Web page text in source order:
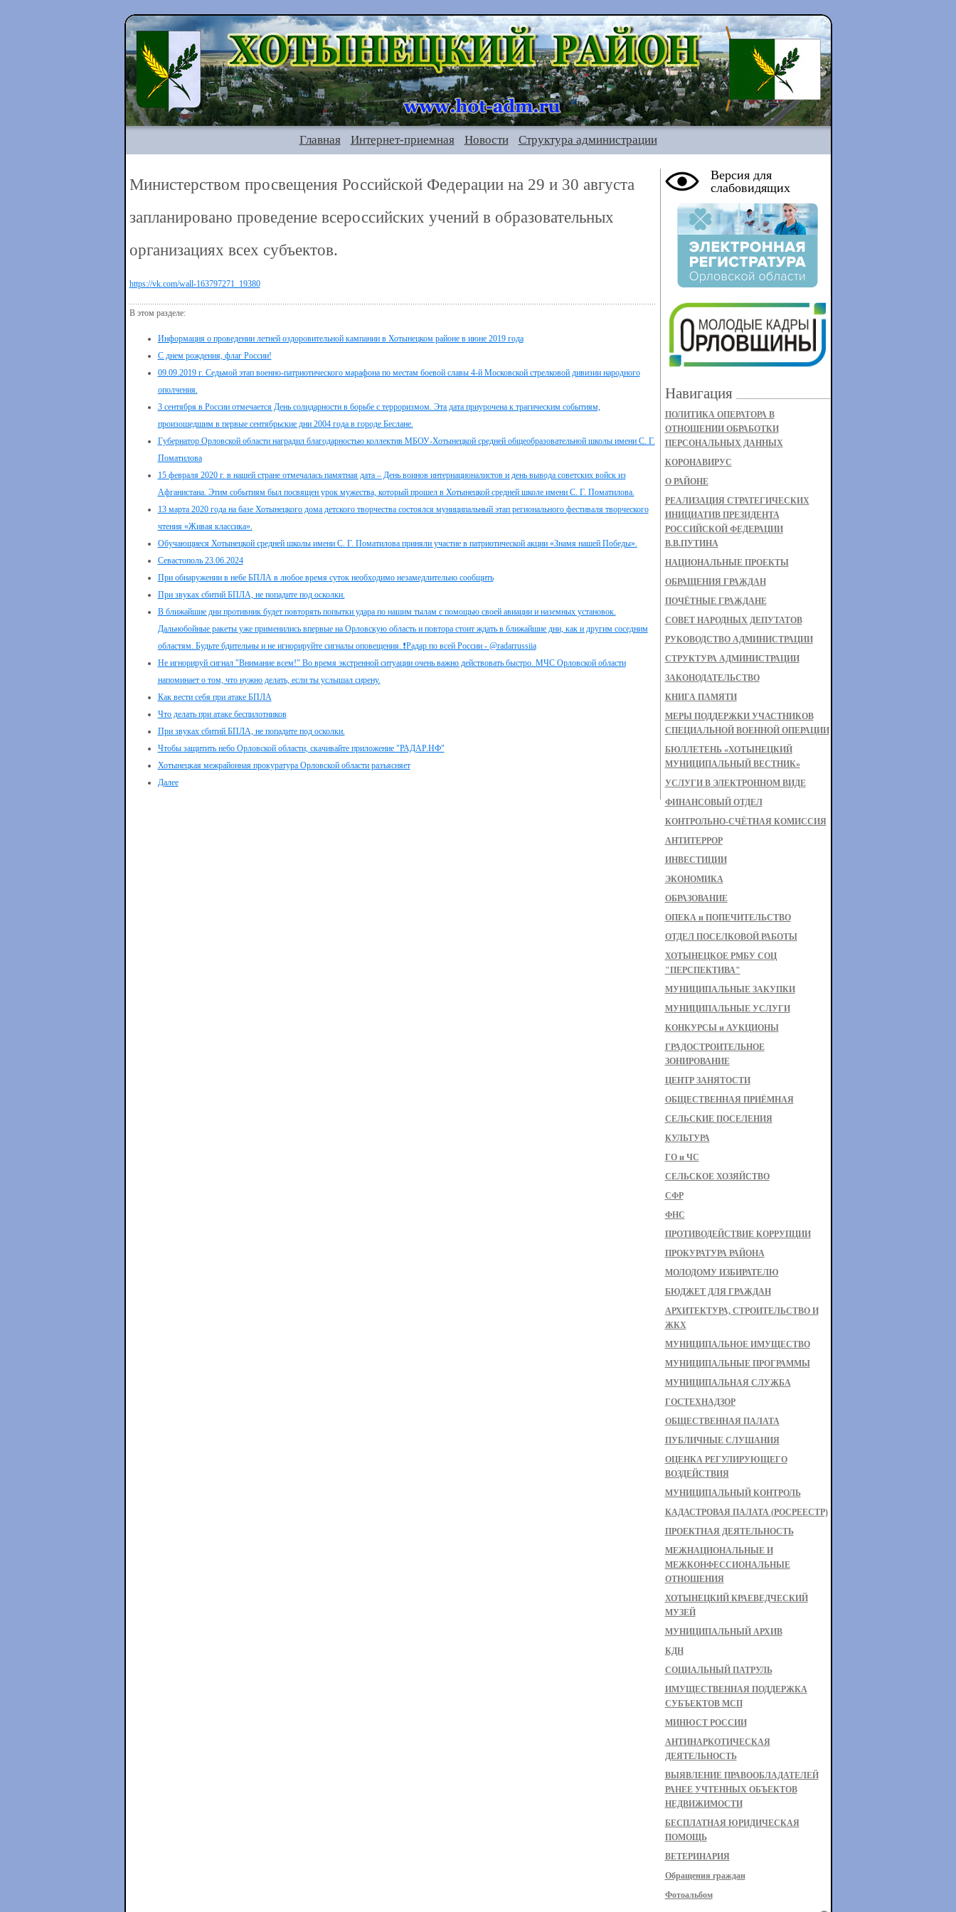
Главная Интернет-приемная Новости Структура администрации
Министерством просвещения Российской Федерации на 29 и 30 августа
запланировано проведение всероссийских учений в образовательных
организациях всех субъектов.
https://vk.com/wall-163797271_19380
В этом разделе:
Информация о проведении летней оздоровительной кампании в Хотынецком районе в июне 2019 года
С днем рождения, флаг России!
09.09.2019 г. Седьмой этап военно-патриотического марафона по местам боевой славы 4-й Московской стрелковой дивизии народного
ополчения.
3 сентября в России отмечается День солидарности в борьбе с терроризмом. Эта дата приурочена к трагическим событиям,
произошедшим в первые сентябрьские дни 2004 года в городе Беслане.
Губернатор Орловской области наградил благодарностью коллектив МБОУ-Хотынецкой средней общеобразовательной школы имени С. Г.
Поматилова
15 февраля 2020 г. в нашей стране отмечалась памятная дата – День воинов интернационалистов и день вывода советских войск из
Афганистана. Этим событиям был посвящен урок мужества, который прошел в Хотынецкой средней школе имени С. Г. Поматилова.
13 марта 2020 года на базе Хотынецкого дома детского творчества состоялся муниципальный этап регионального фестиваля творческого
чтения «Живая классика».
Обучающиеся Хотынецкой средней школы имени С. Г. Поматилова приняли участие в патриотической акции «Знамя нашей Победы».
Севастополь 23.06.2024
При обнаружении в небе БПЛА в любое время суток необходимо незамедлительно сообщить
При звуках сбитий БПЛА, не попадите под осколки.
В ближайшие дни противник будет повторять попытки удара по нашим тылам с помощью своей авиации и наземных установок.
Дальнобойные ракеты уже применились впервые на Орловскую область и повтора стоит ждать в ближайшие дни, как и другим соседним
областям. Будьте бдительны и не игнорируйте сигналы оповещения. ❗️Радар по всей России - @radarrussiia
Не игнорируй сигнал "Внимание всем!" Во время экстренной ситуации очень важно действовать быстро. МЧС Орловской области
напоминает о том, что нужно делать, если ты услышал сирену.
Как вести себя при атаке БПЛА
Что делать при атаке беспилотников
При звуках сбитий БПЛА, не попадите под осколки.
Чтобы защитить небо Орловской области, скачивайте приложение "РАДАР.НФ"
Хотынецкая межрайонная прокуратура Орловской области разъясняет
Далее
Версия для
слабовидящих
Навигация
ПОЛИТИКА ОПЕРАТОРА В
ОТНОШЕНИИ ОБРАБОТКИ
ПЕРСОНАЛЬНЫХ ДАННЫХ
КОРОНАВИРУС
О РАЙОНЕ
РЕАЛИЗАЦИЯ СТРАТЕГИЧЕСКИХ
ИНИЦИАТИВ ПРЕЗИДЕНТА
РОССИЙСКОЙ ФЕДЕРАЦИИ
В.В.ПУТИНА
НАЦИОНАЛЬНЫЕ ПРОЕКТЫ
ОБРАЩЕНИЯ ГРАЖДАН
ПОЧЁТНЫЕ ГРАЖДАНЕ
СОВЕТ НАРОДНЫХ ДЕПУТАТОВ
РУКОВОДСТВО АДМИНИСТРАЦИИ
СТРУКТУРА АДМИНИСТРАЦИИ
ЗАКОНОДАТЕЛЬСТВО
КНИГА ПАМЯТИ
МЕРЫ ПОДДЕРЖКИ УЧАСТНИКОВ
СПЕЦИАЛЬНОЙ ВОЕННОЙ ОПЕРАЦИИ
БЮЛЛЕТЕНЬ «ХОТЫНЕЦКИЙ
МУНИЦИПАЛЬНЫЙ ВЕСТНИК»
УСЛУГИ В ЭЛЕКТРОННОМ ВИДЕ
ФИНАНСОВЫЙ ОТДЕЛ
КОНТРОЛЬНО-СЧЁТНАЯ КОМИССИЯ
АНТИТЕРРОР
ИНВЕСТИЦИИ
ЭКОНОМИКА
ОБРАЗОВАНИЕ
ОПЕКА и ПОПЕЧИТЕЛЬСТВО
ОТДЕЛ ПОСЕЛКОВОЙ РАБОТЫ
ХОТЫНЕЦКОЕ РМБУ СОЦ
"ПЕРСПЕКТИВА"
МУНИЦИПАЛЬНЫЕ ЗАКУПКИ
МУНИЦИПАЛЬНЫЕ УСЛУГИ
КОНКУРСЫ и АУКЦИОНЫ
ГРАДОСТРОИТЕЛЬНОЕ
ЗОНИРОВАНИЕ
ЦЕНТР ЗАНЯТОСТИ
ОБЩЕСТВЕННАЯ ПРИЁМНАЯ
СЕЛЬСКИЕ ПОСЕЛЕНИЯ
КУЛЬТУРА
ГО и ЧС
СЕЛЬСКОЕ ХОЗЯЙСТВО
СФР
ФНС
ПРОТИВОДЕЙСТВИЕ КОРРУПЦИИ
ПРОКУРАТУРА РАЙОНА
МОЛОДОМУ ИЗБИРАТЕЛЮ
БЮДЖЕТ ДЛЯ ГРАЖДАН
АРХИТЕКТУРА, СТРОИТЕЛЬСТВО И
ЖКХ
МУНИЦИПАЛЬНОЕ ИМУЩЕСТВО
МУНИЦИПАЛЬНЫЕ ПРОГРАММЫ
МУНИЦИПАЛЬНАЯ СЛУЖБА
ГОСТЕХНАДЗОР
ОБЩЕСТВЕННАЯ ПАЛАТА
ПУБЛИЧНЫЕ СЛУШАНИЯ
ОЦЕНКА РЕГУЛИРУЮЩЕГО
ВОЗДЕЙСТВИЯ
МУНИЦИПАЛЬНЫЙ КОНТРОЛЬ
КАДАСТРОВАЯ ПАЛАТА (РОСРЕЕСТР)
ПРОЕКТНАЯ ДЕЯТЕЛЬНОСТЬ
МЕЖНАЦИОНАЛЬНЫЕ И
МЕЖКОНФЕССИОНАЛЬНЫЕ
ОТНОШЕНИЯ
ХОТЫНЕЦКИЙ КРАЕВЕДЧЕСКИЙ
МУЗЕЙ
МУНИЦИПАЛЬНЫЙ АРХИВ
КДН
СОЦИАЛЬНЫЙ ПАТРУЛЬ
ИМУЩЕСТВЕННАЯ ПОДДЕРЖКА
СУБЪЕКТОВ МСП
МИНЮСТ РОССИИ
АНТИНАРКОТИЧЕСКАЯ
ДЕЯТЕЛЬНОСТЬ
ВЫЯВЛЕНИЕ ПРАВООБЛАДАТЕЛЕЙ
РАНЕЕ УЧТЕННЫХ ОБЪЕКТОВ
НЕДВИЖИМОСТИ
БЕСПЛАТНАЯ ЮРИДИЧЕСКАЯ
ПОМОЩЬ
ВЕТЕРИНАРИЯ
Обращения граждан
Фотоальбом